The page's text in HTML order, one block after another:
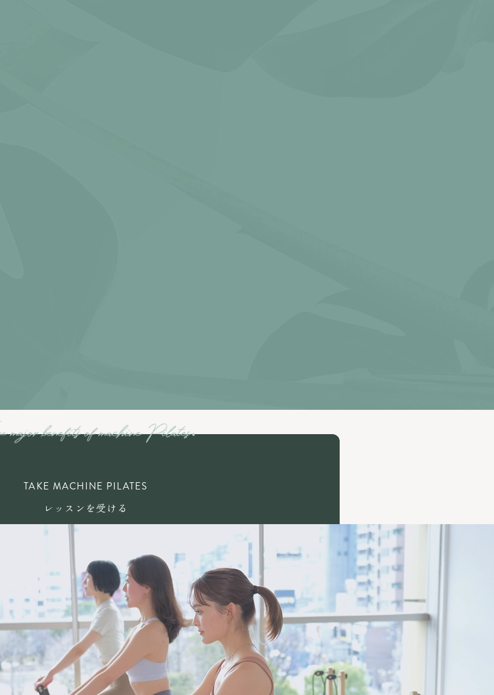
TAKE MACHINE PILATES
レッスンを受ける